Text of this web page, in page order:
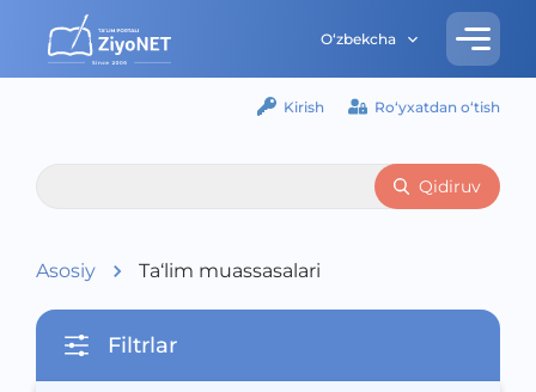
O‘zbekcha
Kirish Ro‘yxatdan o‘tish
Qidiruv
Asosiy Ta‘lim muassasalari
Filtrlar